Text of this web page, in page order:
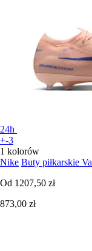
24h
+-3
1 kolorów
Nike Buty piłkarskie
Od 1207,50 zł
873,00 zł